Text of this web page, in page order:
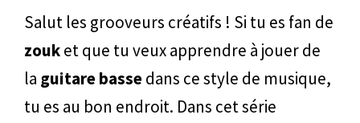
Salut les grooveurs créatifs ! Si tu es fan de
zouket que tu veux apprendre à jouer de
la guitare bassedans ce style de musique,
tu es au bon endroit. Dans cet série